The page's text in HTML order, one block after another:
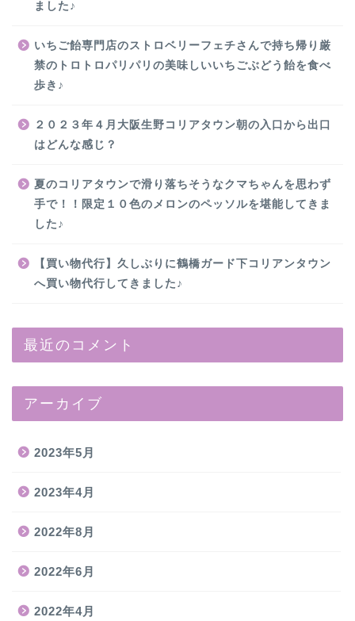
ました♪
いちご飴専門店のストロベリーフェチさんで持ち帰り厳
禁のトロトロパリパリの美味しいいちごぶどう飴を食べ
歩き♪
２０２３年４月大阪生野コリアタウン朝の入口から出口
はどんな感じ？
夏のコリアタウンで滑り落ちそうなクマちゃんを思わず
手で！！限定１０色のメロンのペッソルを堪能してきま
した♪
【買い物代行】久しぶりに鶴橋ガード下コリアンタウン
へ買い物代行してきました♪
最近のコメント
アーカイブ
2023年5月
2023年4月
2022年8月
2022年6月
2022年4月